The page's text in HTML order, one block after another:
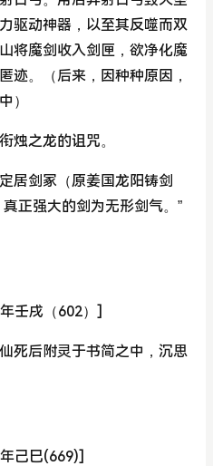
驱动神器，以至其反噬而双
将魔剑收入剑匣，欲净化魔
迹。（后来，因种种原因，
）
烛之龙的诅咒。
居剑冢（原姜国龙阳铸剑
正强大的剑为无形剑气。”
壬戌（602）]
死后附灵于书简之中，沉思
己巳(669)]